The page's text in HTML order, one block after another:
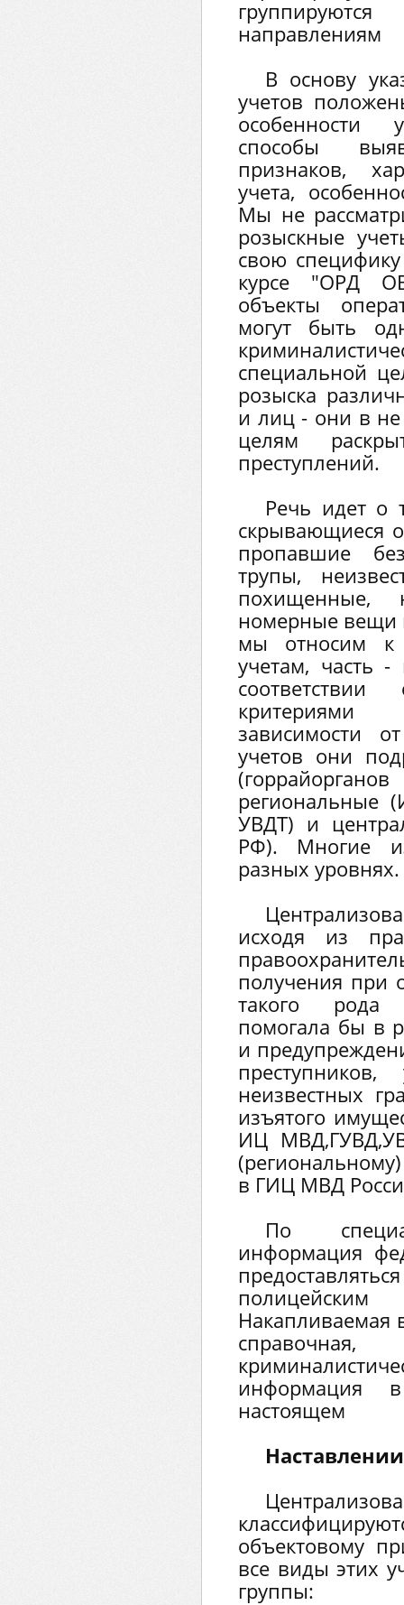
направлениям
В основу
учетов
особенности
способы
признаков,
учета,
Мы не
розыскные
свою
курсе "ОРД
объекты
могут быть
специальной
розыска
и лиц - они в
целям
преступлений.
Речь идет о
скрывающиеся
пропавшие
трупы,
похищенные,
номерные вещи
мы относим к
учетам, часть
зависимости
учетов они
региональные
УВДТ) и
РФ). Многие
разных уровнях.
исходя из
получения при
такого рода
помогала бы в
и
преступников,
неизвестных
изъятого
ИЦ
в ГИЦ МВД
По
информация
Накапливаемая
информация
настоящем
объектовому
все виды этих
группы: